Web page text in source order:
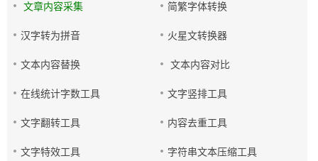
文章内容采集 简繁字体转换
汉字转为拼音 火星文转换器
文本内容替换 文本内容对比
在线统计字数工具 文字竖排工具
文字翻转工具 内容去重工具
文字特效工具 字符串文本压缩工具